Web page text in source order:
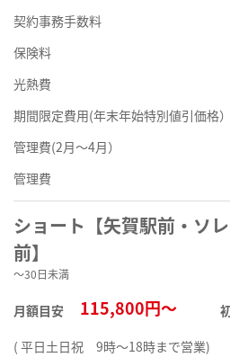
契約事務手数料
保険料
光熱費
期間限定費用(年末年始特別値引価格）
管理費(2月～4月）
管理費
ショート【矢賀駅前・ソ
前】
～30日未満
月額目安 115,800円～
( 平日土日祝 9時～18時まで営業)